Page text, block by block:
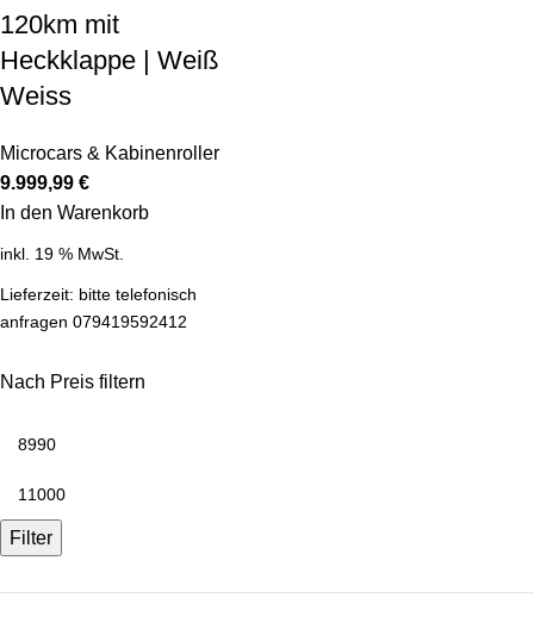
Nach Preis filtern
Filter
120km mit
Heckklappe | Weiß
Weiss
Microcars & Kabinenroller
9.999,99 €
In den Warenkorb
inkl. 19 % MwSt.
Lieferzeit: bitte telefonisch
anfragen 079419592412